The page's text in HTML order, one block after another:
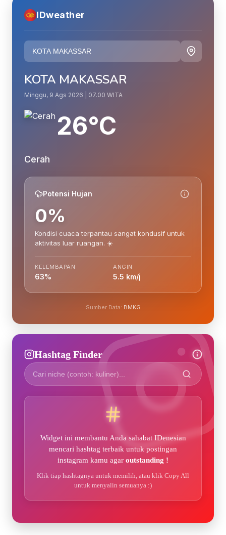
IDweather
KOTA MAKASSAR
Minggu, 9 Ags 2026 | 07.00 WITA
26°C
Cerah
Potensi Hujan
0%
Kondisi cuaca terpantau sangat kondusif untuk
aktivitas luar ruangan. ☀️
KELEMBAPAN
63%
ANGIN
5.5 km/j
Sumber Data: BMKG
Hashtag Finder
Widget ini membantu Anda sahabat IDenesian
mencari hashtag terbaik untuk postingan
instagram kamu agar outstanding !
Klik tiap hashtagnya untuk memilih, atau klik Copy All
untuk menyalin semuanya :)